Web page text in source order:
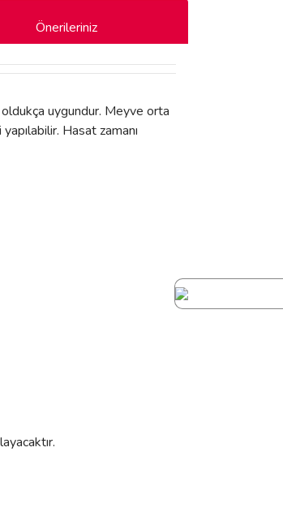
Önerileriniz
uygundur. Meyve orta
Hasat zamanı